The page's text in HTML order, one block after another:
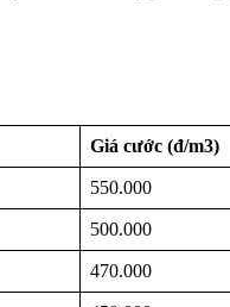
Giá cước (đ/m3)
550.000
500.000
470.000